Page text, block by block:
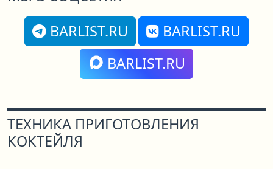
BARLIST.RU
BARLIST.RU
BARLIST.RU
ТЕХНИКА ПРИГОТОВЛЕНИЯ
КОКТЕЙЛЯ